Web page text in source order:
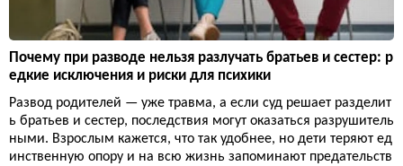
Почему при разводе нельзя разлучать братьев и сестер: р
едкие исключения и риски для психики
Развод родителей — уже травма, а если суд решает разделит
ь братьев и сестер, последствия могут оказаться разрушитель
ными. Взрослым кажется, что так удобнее, но дети теряют ед
инственную опору и на всю жизнь запоминают предательств